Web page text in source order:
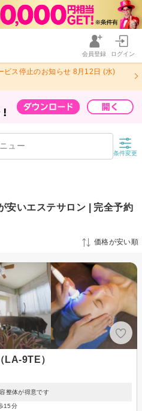
会員登録 ログイン
ビス停止のお知らせ 8月12日 (水)
条件変更
安いエステサロン | 完全予約
価格が安い順
LA-9TE）
整体が得意です
15分